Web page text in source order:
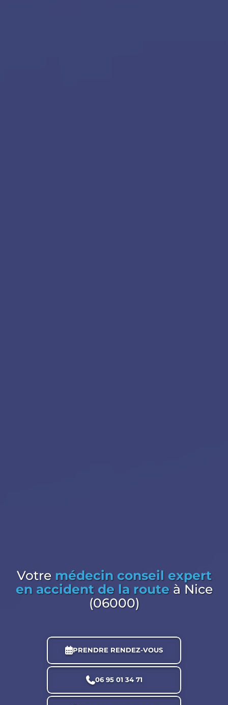
Votre médecin conseil expert
en accident de la route à Nice
(06000)
PRENDRE RENDEZ-VOUS
06 95 01 34 71